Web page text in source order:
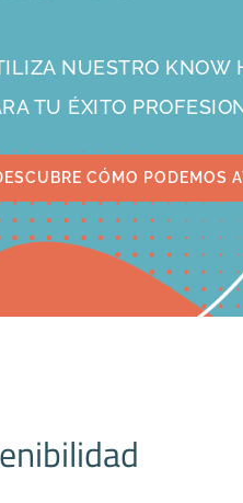
NUESTRO KNOW
TU ÉXITO
CÓMO PODEMOS